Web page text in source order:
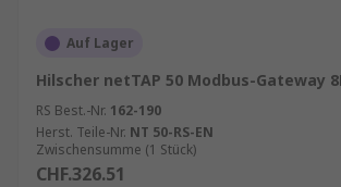
Auf Lager
Hilscher netTAP 50 Modbus-Gateway
RS Best.-Nr. 162-190
Herst. Teile-Nr. NT 50-RS-EN
Zwischensumme (1 Stück)
CHF.326.51